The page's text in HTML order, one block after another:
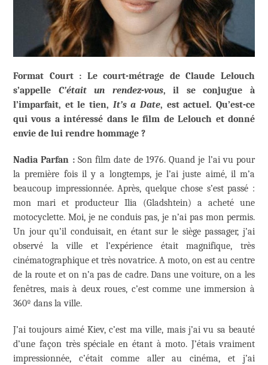
Format Court : Le court-métrage de Claude Lelouch
s’appelle C’était un rendez-vous, il se conjugue à
l’imparfait, et le tien, It’s a Date, est actuel. Qu’est-ce
qui vous a intéressé dans le film de Lelouch et donné
envie de lui rendre hommage ?
Nadia Parfan :Son film date de 1976. Quand je l’ai vu pour
la première fois il y a longtemps, je l’ai juste aimé, il m’a
beaucoup impressionnée. Après, quelque chose s’est passé :
mon mari et producteur Ilia (Gladshtein) a acheté une
motocyclette. Moi, je ne conduis pas, je n’ai pas mon permis.
Un jour qu’il conduisait, en étant sur le siège passager, j’ai
observé la ville et l’expérience était magnifique, très
cinématographique et très novatrice. A moto, on est au centre
de la route et on n’a pas de cadre. Dans une voiture, on a les
fenêtres, mais à deux roues, c’est comme une immersion à
360º dans la ville.
J’ai toujours aimé Kiev, c’est ma ville, mais j’ai vu sa beauté
d’une façon très spéciale en étant à moto. J’étais vraiment
impressionnée, c’était comme aller au cinéma, et j’ai